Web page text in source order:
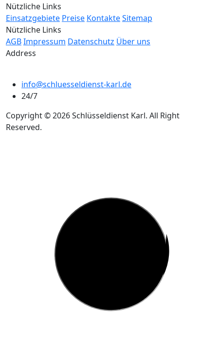
Nützliche Links
Einsatzgebiete Preise KontakteSitemap
Nützliche Links
AGBImpressum Datenschutz Über uns
Address
info@schluesseldienst-karl.de
24/7
Copyright © 2026 Schlüsseldienst Karl. All Right
Reserved.